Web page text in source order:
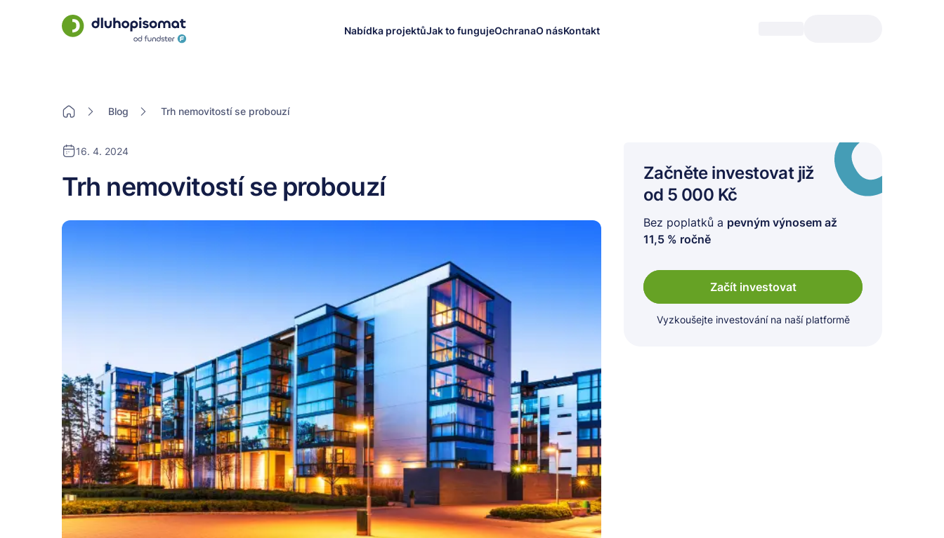
Nabídka projektůJak to fungujeOchranaO násKontakt
Blog Trh nemovitostí se probouzí
16. 4. 2024
Trh nemovitostí se probouzí Začněte investovat již
od 5 000 Kč
Bez poplatků a pevným výnosem až
11,5 % ročně
Začít investovat
Vyzkoušejte investování na naší platformě